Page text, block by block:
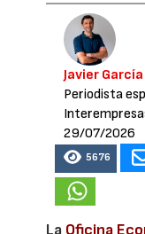
Javier García
Periodista
29/07/2026
5676
La Oficina